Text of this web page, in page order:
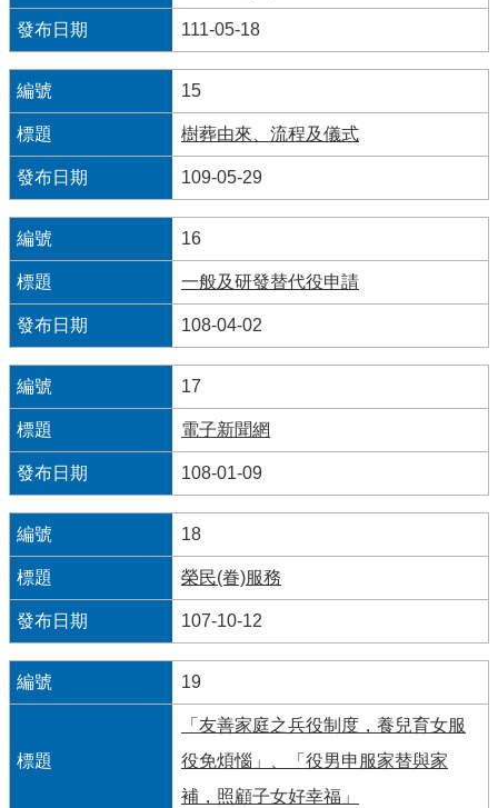
我
們
111-05-18
15
樹葬由來、流程及儀式
109-05-29
16
一般及研發替代役申請
108-04-02
17
電子新聞網
108-01-09
18
榮民(眷)服務
107-10-12
19
「友善家庭之兵役制度，養兒育女服
役免煩惱」、「役男申服家替與家
補，照顧子女好幸福」